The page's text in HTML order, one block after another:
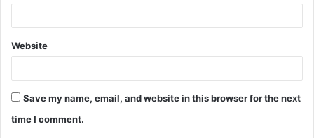
Website
Save my name, email, and website in this browser for the next
time I comment.